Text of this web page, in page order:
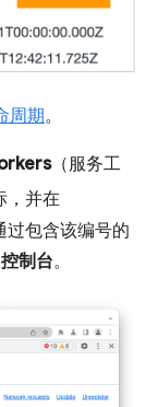
周期。
（服务工
，并在
过包含该编号的
控制台。